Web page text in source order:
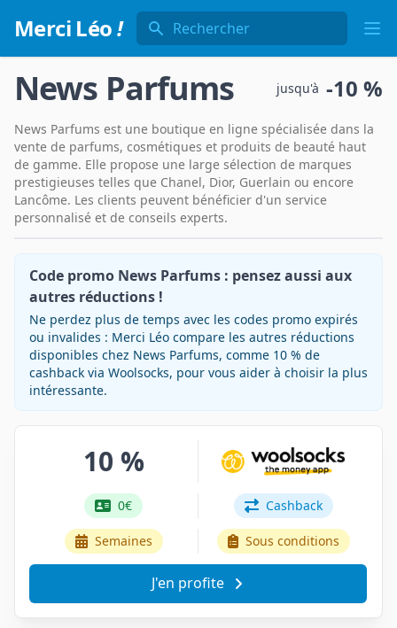
Merci Léo!
Rechercher
News Parfums jusqu'à -10 %
News Parfums est une boutique en ligne spécialisée dans la
vente de parfums, cosmétiques et produits de beauté haut
de gamme. Elle propose une large sélection de marques
prestigieuses telles que Chanel, Dior, Guerlain ou encore
Lancôme. Les clients peuvent bénéficier d'un service
personnalisé et de conseils experts.
Code promo News Parfums : pensez aussi aux
autres réductions !
Ne perdez plus de temps avec les codes promo expirés
ou invalides : Merci Léo compare les autres réductions
disponibles chez News Parfums, comme 10 % de
cashback via Woolsocks, pour vous aider à choisir la plus
intéressante.
10 %
0€ Cashback
Semaines Sous conditions
J'en profite